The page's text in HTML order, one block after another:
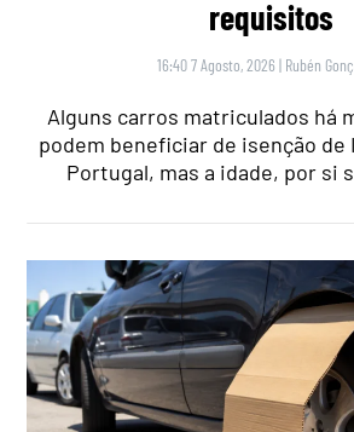
requisitos
16:40 7 Agosto, 2026 | Rubén
Alguns carros matriculados há
podem beneficiar de isenção de
Portugal, mas a idade, por si